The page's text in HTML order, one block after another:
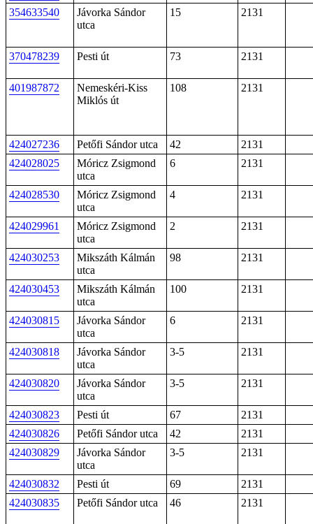
354633540
Jávorka Sándor
utca
15 2131
370478239 Pesti út 73 2131
401987872
Nemeskéri-Kiss
Miklós út
108 2131
424027236 Petőfi Sándor utca 42
2131
424028025
Móricz Zsigmond
utca
6 2131
424028530
Móricz Zsigmond
utca
4 2131
424029961
Móricz Zsigmond
utca
2 2131
424030253
Mikszáth Kálmán
utca
98 2131
424030453
Mikszáth Kálmán
utca
100 2131
424030815
Jávorka Sándor
utca
6 2131
424030818
Jávorka Sándor
utca
3-5 2131
424030820
Jávorka Sándor
utca
3-5 2131
424030823 Pesti út 67
2131
424030826
Petőfi Sándor utca 42
2131
424030829
Jávorka Sándor
utca
3-5 2131
424030832 Pesti út 69
2131
424030835
Petőfi Sándor utca 46 2131